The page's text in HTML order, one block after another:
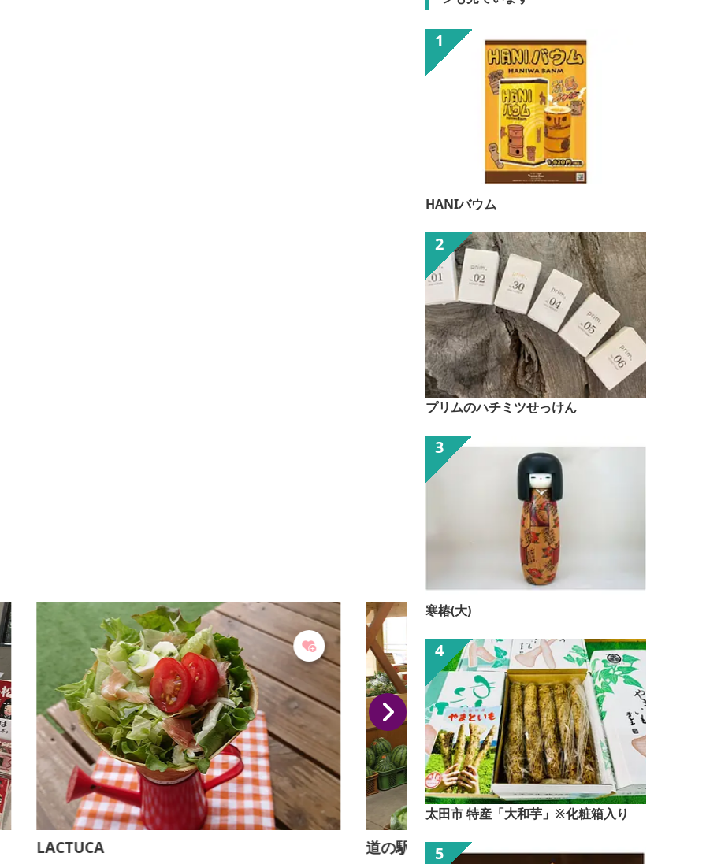
LACTUCA 道の駅あぐりーむ昭和
HANIバウム
プリムのハチミツせっけん
寒椿(大)
太田市 特産「大和芋」※化粧箱入り